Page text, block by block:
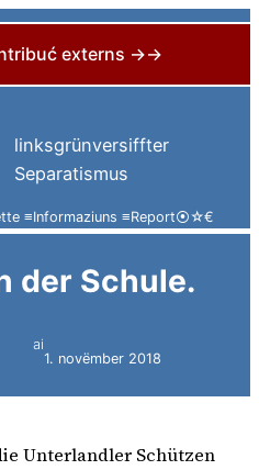
externs →→
linksgrünversiffter
Separatismus
≡Informaziuns ≡Report⦿☆€
der Schule.
ai
1. novëmber 2018
Unterlandler Schützen